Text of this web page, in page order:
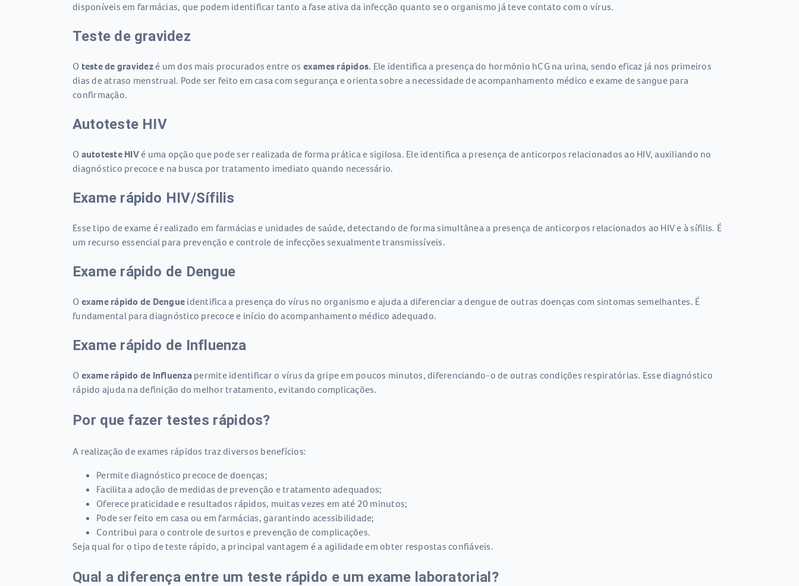
disponíveis em farmácias, que podem identificar tanto a fase ativa da infecção quanto se o organismo já teve contato com o vírus.
Teste de gravidez
O teste de gravidezé um dos mais procurados entre os exames rápidos. Ele identifica a presença do hormônio hCG na urina, sendo eficaz já nos primeiros
dias de atraso menstrual. Pode ser feito em casa com segurança e orienta sobre a necessidade de acompanhamento médico e exame de sangue para
confirmação.
Autoteste HIV
O autoteste HIVé uma opção que pode ser realizada de forma prática e sigilosa. Ele identifica a presença de anticorpos relacionados ao HIV, auxiliando no
diagnóstico precoce e na busca por tratamento imediato quando necessário.
Exame rápido HIV/Sífilis
Esse tipo de exame é realizado em farmácias e unidades de saúde, detectando de forma simultânea a presença de anticorpos relacionados ao HIV e à sífilis. É
um recurso essencial para prevenção e controle de infecções sexualmente transmissíveis.
Exame rápido de Dengue
O exame rápido de Dengue identifica a presença do vírus no organismo e ajuda a diferenciar a dengue de outras doenças com sintomas semelhantes. É
fundamental para diagnóstico precoce e início do acompanhamento médico adequado.
Exame rápido de Influenza
O exame rápido de Influenzapermite identificar o vírus da gripe em poucos minutos, diferenciando-o de outras condições respiratórias. Esse diagnóstico
rápido ajuda na definição do melhor tratamento, evitando complicações.
Por que fazer testes rápidos?
A realização de exames rápidos traz diversos benefícios:
Permite diagnóstico precoce de doenças;
Facilita a adoção de medidas de prevenção e tratamento adequados;
Oferece praticidade e resultados rápidos, muitas vezes em até 20 minutos;
Pode ser feito em casa ou em farmácias, garantindo acessibilidade;
Contribui para o controle de surtos e prevenção de complicações.
Seja qual for o tipo de teste rápido, a principal vantagem é a agilidade em obter respostas confiáveis.
Qual a diferença entre um teste rápido e um exame laboratorial?